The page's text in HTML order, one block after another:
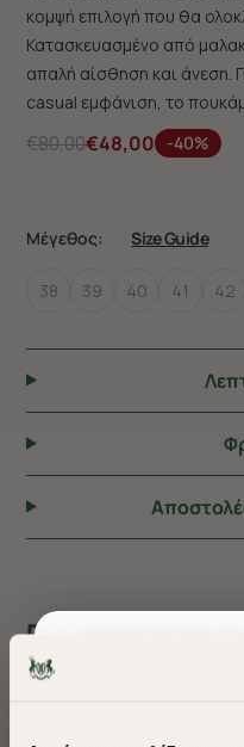
κομψή επιλογή που θα
Κατασκευασμένο από
απαλή αίσθηση και άνεση.
casual εμφάνιση, το
€80,00€48,00 -40%
Μέγεθος: Size Guide
38 39 40 41 42
ΠΡΟΤΕΙΝΟΥΜΕ